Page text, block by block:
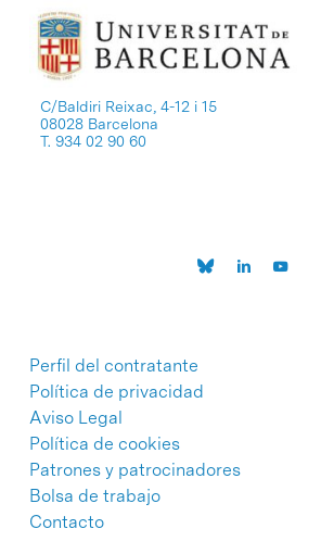
C/Baldiri Reixac, 4-12 i 15
08028 Barcelona
T. 934 02 90 60
Perfil del contratante
Política de privacidad
Aviso Legal
Política de cookies
Patrones y patrocinadores
Bolsa de trabajo
Contacto